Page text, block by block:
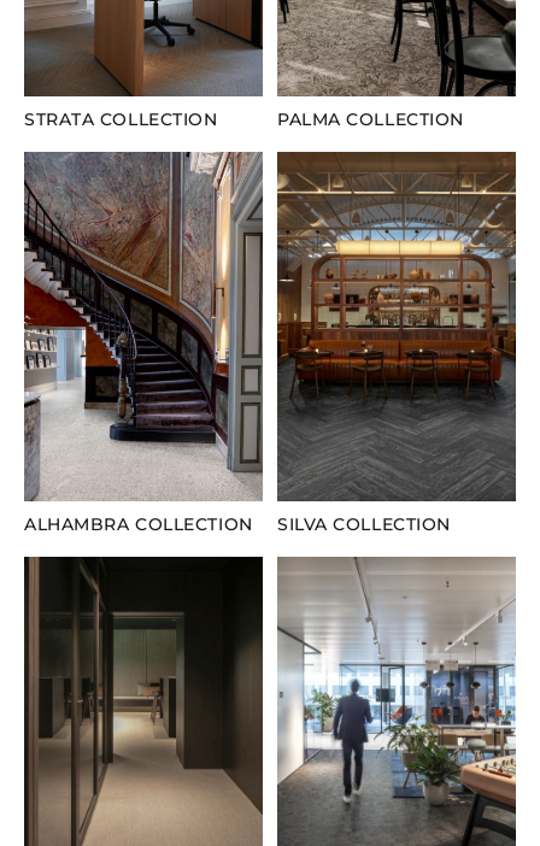
STRATA COLLECTION PALMA COLLECTION
ALHAMBRA COLLECTION SILVA COLLECTION